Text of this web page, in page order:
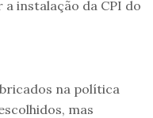
instalação da CPI do
na política
mas